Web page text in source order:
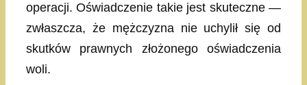
operacji. Oświadczenie takie jest skuteczne —
zwłaszcza, że mężczyzna nie uchylił się od
skutków prawnych złożonego oświadczenia
woli.